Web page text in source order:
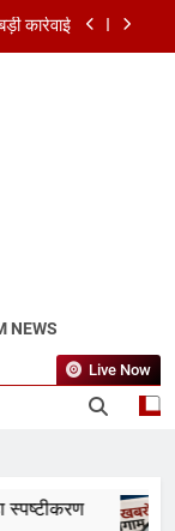
कार्रवाई
कार्रवाई
जवाब
स्थिर
NEWS
Live Now